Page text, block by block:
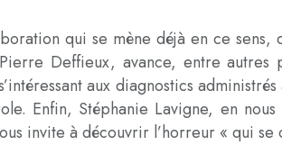
qui se mène déjà en ce sens,
Deffieux, avance, entre
aux diagnostics
Enfin, Stéphanie Lavigne, en
invite à découvrir l’horreur « qui se